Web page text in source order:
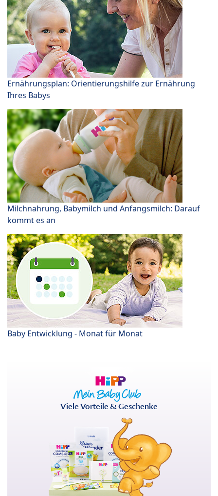
Ernährungsplan: Orientierungshilfe zur Ernährung
Ihres Babys
Milchnahrung, Babymilch und Anfangsmilch: Darauf
kommt es an
Baby Entwicklung - Monat für Monat
Viele Vorteile & Geschenke